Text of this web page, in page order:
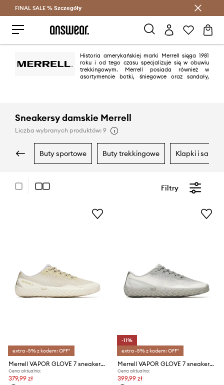
Oszczędzaj z Answear Club >
FINAL SALE % Szczegóły
Historia amerykańskiej marki Merrell sięga 1981
roku i od tego czasu specjalizuje się w obuwiu
trekkingowym. Merrell posiada również w
asortymencie botki, śniegowce oraz sandały,
Sneakersy damskie Merrell
Liczba wybranych produktów: 9
buty sportowe buty trekkingowe klapki i
Filtry
extra -5% z kodem: OFF*
Merrell VAPOR GLOVE 7 sneakersy damskie
Cena aktualna:
379,99 zł
-11%
extra -5% z kodem: OFF*
Merrell VAPOR GLOVE 7 sneakersy damskie
Cena aktualna:
399,99 zł